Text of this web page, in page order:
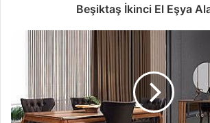
Koltuk takımı, yatak odası takımı, salon
yapıyor olacağız.
Değişen hayat şartları ve ekonomik
insan hayatında da bazı değişiklikler
Böyle durumlarda yanımıza alacağımız
Beşiktaş İkinci El Eşya